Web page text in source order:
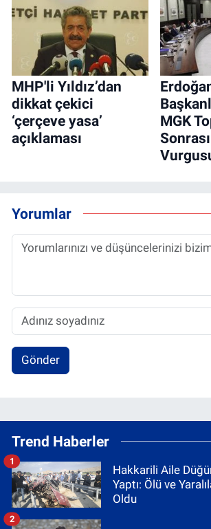
MHP'li Yıldız’dan
dikkat çekici
‘çerçeve yasa’
açıklaması
MGK
Yorumlar
Gönder
Trend Haberler
Hakkarili Aile
Yaptı: Ölü ve
Oldu
1
2